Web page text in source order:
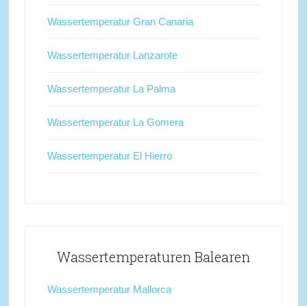
Wassertemperatur Gran Canaria
Wassertemperatur Lanzarote
Wassertemperatur La Palma
Wassertemperatur La Gomera
Wassertemperatur El Hierro
Wassertemperaturen Balearen
Wassertemperatur Mallorca